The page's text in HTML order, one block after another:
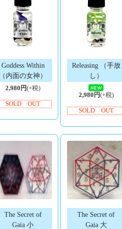
Goddess Within
（内面の女神）
2,980円(+税)
SOLD OUT
Releasing （手放
し）
2,980円(+税)
SOLD OUT
The Secret of
Gaia 小
The Secret of
Gaia 大